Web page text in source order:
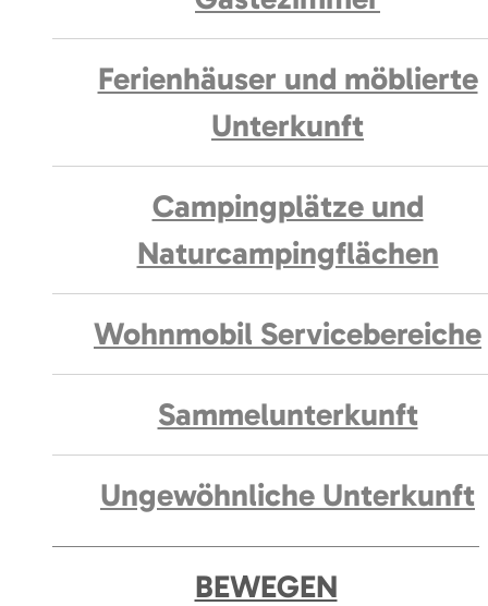
Ferienhäuser und möblierte
Unterkunft
Campingplätze und
Naturcampingflächen
Wohnmobil Servicebereiche
Sammelunterkunft
Ungewöhnliche Unterkunft
BEWEGEN